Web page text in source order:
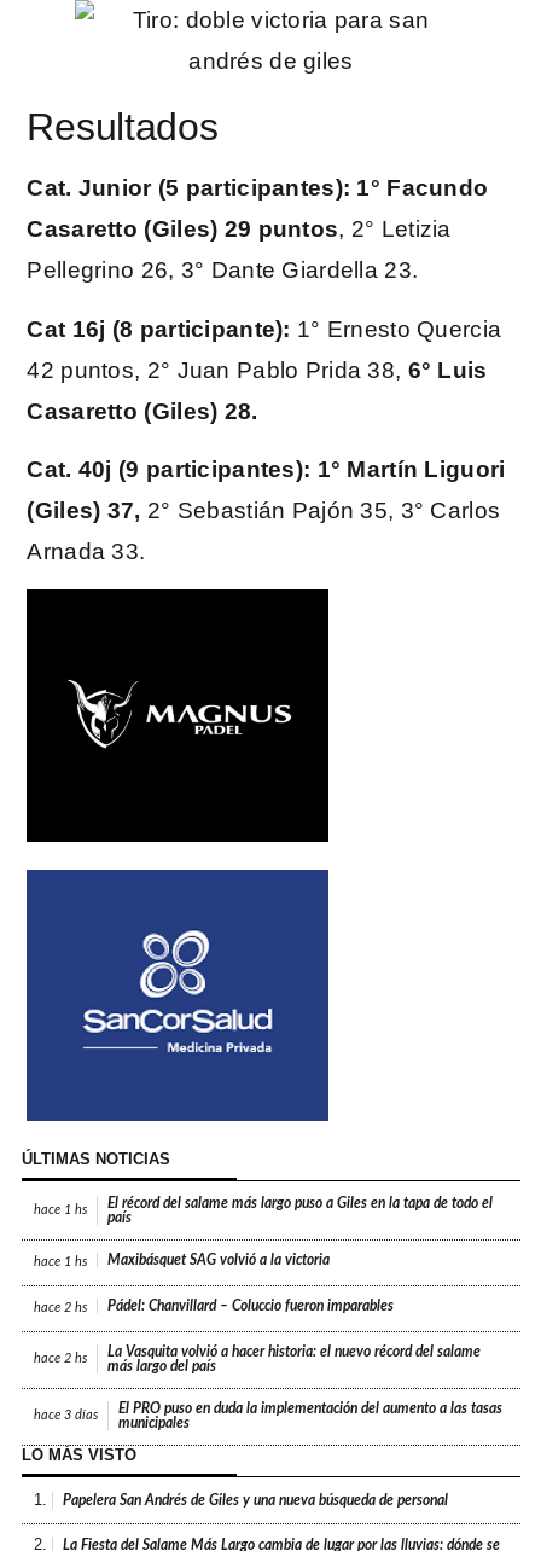
Resultados
Cat. Junior (5 participantes): 1° Facundo
Casaretto (Giles) 29 puntos, 2° Letizia
Pellegrino 26, 3° Dante Giardella 23.
Cat 16j (8 participante): 1° Ernesto Quercia
42 puntos, 2° Juan Pablo Prida 38, 6° Luis
Casaretto (Giles) 28.
Cat. 40j (9 participantes): 1° Martín Liguori
(Giles) 37, 2° Sebastián Pajón 35, 3° Carlos
Arnada 33.
ÚLTIMAS NOTICIAS
hace 1 hs
El récord del salame más largo puso a Giles en la tapa de todo el
país
hace 1 hs Maxibásquet SAG volvió a la victoria
hace 2 hs Pádel: Chanvillard – Coluccio fueron imparables
hace 2 hs
La Vasquita volvió a hacer historia: el nuevo récord del salame
más largo del país
hace 3 días
El PRO puso en duda la implementación del aumento a las tasas
municipales
LO MÁS VISTO
1. Papelera San Andrés de Giles y una nueva búsqueda de personal
2.
La Fiesta del Salame Más Largo cambia de lugar por las lluvias: dónde se